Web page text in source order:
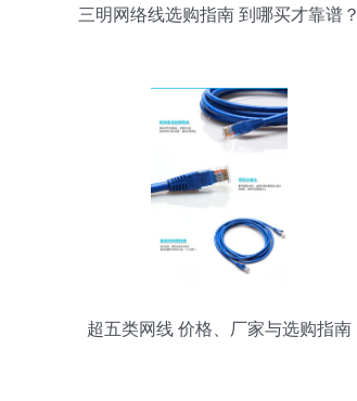
三明网络线选购指南 到哪买才靠谱？
超五类网线 价格、厂家与选购指南